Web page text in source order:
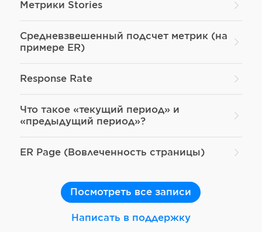
Метрики Stories
Средневзвешенный подсчет метрик (на
примере ER)
Response Rate
Что такое «текущий период» и
«предыдущий период»?
ER Page (Вовлеченность страницы)
Посмотреть все записи
Написать в поддержку